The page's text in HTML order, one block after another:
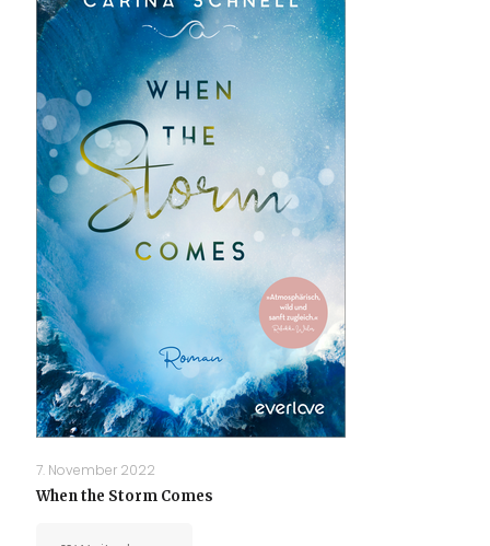
7. November 2022
When the Storm Comes